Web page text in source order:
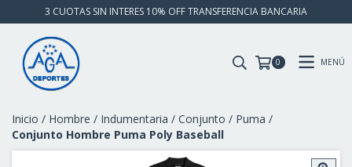
3 CUOTAS SIN INTERES 10% OFF TRANSFERENCIA BANCARIA
0 MENÚ
Inicio / Hombre / Indumentaria / Conjunto / Puma /
Conjunto Hombre Puma Poly Baseball